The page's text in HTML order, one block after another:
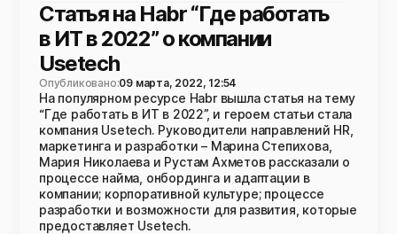
Статья на Habr “Где работать
в ИТ в 2022” о компании
Usetech
Опубликовано:09 марта, 2022, 12:54
На популярном ресурсе Habr вышла статья на тему
“Где работать в ИТ в 2022”, и героем статьи стала
компания Usetech. Руководители направлений HR,
маркетинга и разработки – Марина Степихова,
Мария Николаева и Рустам Ахметов рассказали о
процессе найма, онбординга и адаптации в
компании; корпоративной культуре; процессе
разработки и возможности для развития, которые
предоставляет Usetech.